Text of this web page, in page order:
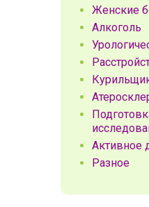
Женские
Алкоголь
Активное
Разное